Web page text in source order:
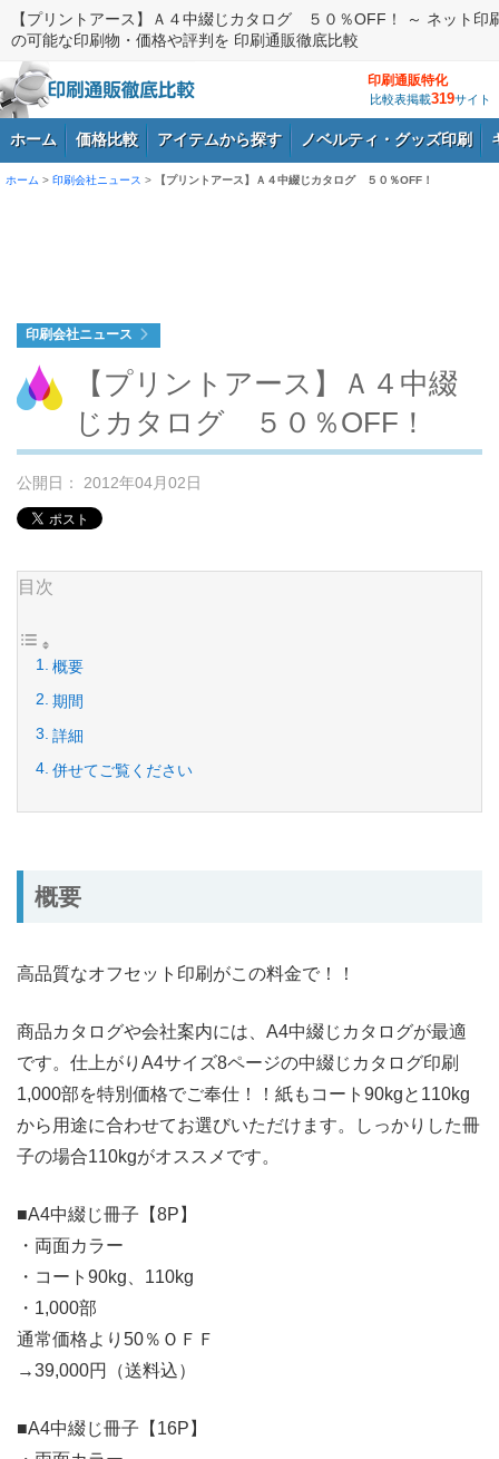
【プリントアース】Ａ４中綴じカタログ ５０％OFF！ ～ ネット印
の可能な印刷物・価格や評判を 印刷通販徹底比較
印刷通販特化
比較表掲載319サイト
ホーム 価格比較 アイテムから探す ノベルティ・グッズ印刷
ホーム > 印刷会社ニュース > 【プリントアース】Ａ４中綴じカタログ ５０％OFF！
印刷会社ニュース
【プリントアース】Ａ４中綴
じカタログ ５０％OFF！
公開日： 2012年04月02日
目次
概要
期間
詳細
併せてご覧ください
概要
高品質なオフセット印刷がこの料金で！！
商品カタログや会社案内には、A4中綴じカタログが最適
です。仕上がりA4サイズ8ページの中綴じカタログ印刷
1,000部を特別価格でご奉仕！！紙もコート90kgと110kg
から用途に合わせてお選びいただけます。しっかりした冊
子の場合110kgがオススメです。
■A4中綴じ冊子【8P】
・両面カラー
・コート90kg、110kg
・1,000部
通常価格より50％ＯＦＦ
→39,000円（送料込）
■A4中綴じ冊子【16P】